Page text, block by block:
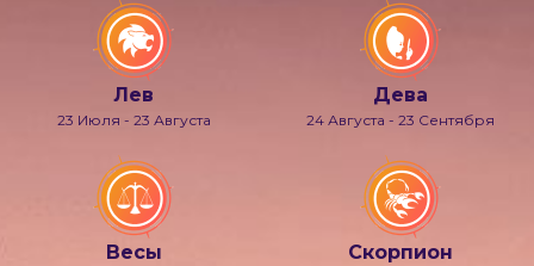
Лев
23 Июля - 23 Августа
Дева
24 Августа - 23 Сентября
Весы Скорпион